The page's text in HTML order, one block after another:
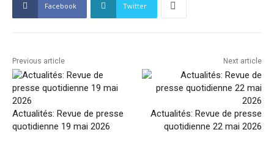
Facebook Twitter
Previous article
Actualités: Revue de presse
quotidienne 19 mai 2026
Next article
Actualités: Revue de presse
quotidienne 22 mai 2026